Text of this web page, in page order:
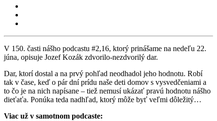
V 150. časti nášho podcastu #2,16, ktorý prinášame na nedeľu 22.
júna, opisuje Jozef Kozák zdvorilo-nezdvorilý dar.
Dar, ktorí dostal a na prvý pohľad neodhadol jeho hodnotu. Robí
tak v čase, keď o pár dní prídu naše deti domov s vysvedčeniami a
to čo je na nich napísane – tiež nemusí ukázať pravú hodnotu nášho
dieťaťa. Ponúka teda nadhľad, ktorý môže byť veľmi dôležitý…
Viac už v samotnom podcaste: